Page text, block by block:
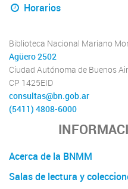
Horarios
Biblioteca Nacional Mariano
Agüero 2502
Ciudad Autónoma de Buenos
CP 1425EID
consultas@bn.gob.ar
(5411) 4808-6000
Acerca de la BNMM
Salas de lectura y